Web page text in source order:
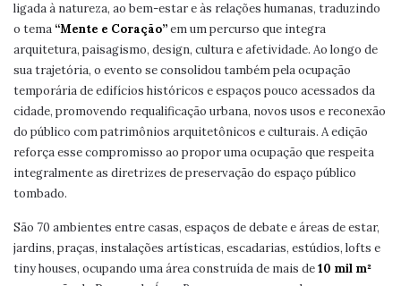
ligada à natureza, ao bem-estar e às relações humanas, traduzindo
o tema “Mente e Coração”em um percurso que integra
arquitetura, paisagismo, design, cultura e afetividade. Ao longo de
sua trajetória, o evento se consolidou também pela ocupação
temporária de edifícios históricos e espaços pouco acessados da
cidade, promovendo requalificação urbana, novos usos e reconexão
do público com patrimônios arquitetônicos e culturais. A edição
reforça esse compromisso ao propor uma ocupação que respeita
integralmente as diretrizes de preservação do espaço público
tombado.
São 70 ambientes entre casas, espaços de debate e áreas de estar,
jardins, praças, instalações artísticas, escadarias, estúdios, lofts e
tiny houses, ocupando uma área construída de mais de10 mil m²